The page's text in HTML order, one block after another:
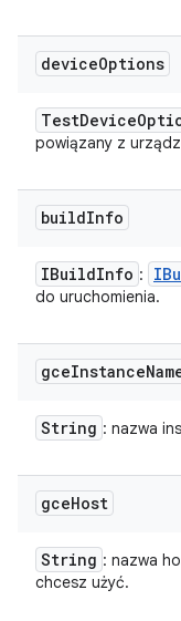
deviceOptions
TestDevice
powiązany z
buildInfo
IBuildInfo :
do uruchomienia.
gceInstance
String : nazwa
gceHost
String : nazwa
chcesz użyć.